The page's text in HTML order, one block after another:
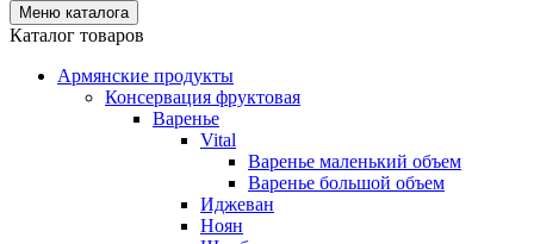
Меню каталога
Каталог товаров
Армянские продукты
Консервация фруктовая
Варенье
Vital
Варенье маленький объем
Варенье большой объем
Иджеван
Ноян